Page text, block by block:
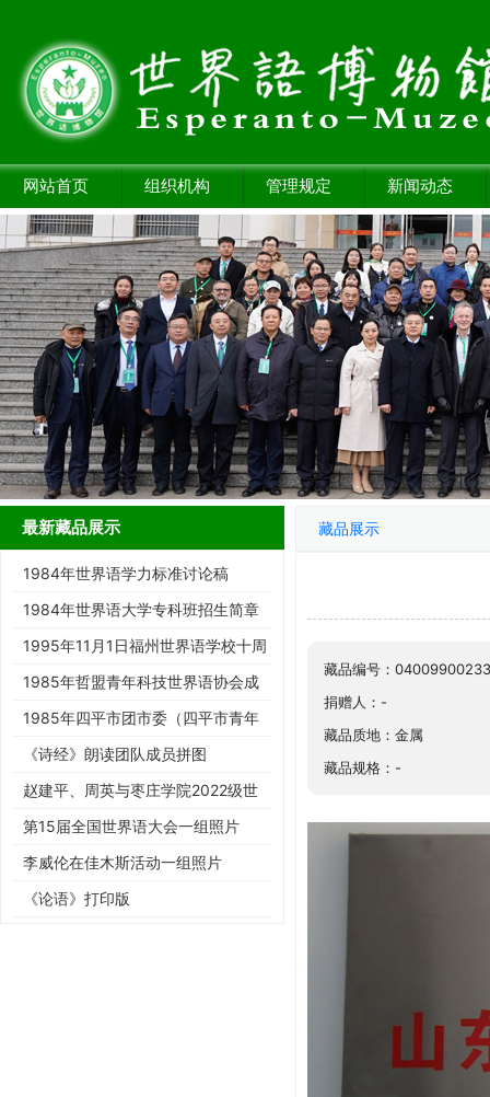
网站首页 组织机构 管理规定 新闻动态
最新藏品展示
1984年世界语学力标准讨论稿
1984年世界语大学专科班招生简章
1995年11月1日福州世界语学校十周
年庆典请柬
1985年哲盟青年科技世界语协会成
立大会请柬
1985年四平市团市委（四平市青年
世协筹）请柬
《诗经》朗读团队成员拼图
赵建平、周英与枣庄学院2022级世
界语班同学合影留念
第15届全国世界语大会一组照片
李威伦在佳木斯活动一组照片
《论语》打印版
藏品展示
藏品编号：
捐赠人：-
藏品质地：金属
藏品规格：-